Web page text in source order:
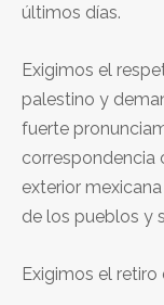
últimos días.
Exigimos el
palestino y
fuerte
correspondencia
exterior
de los pueblos y
Exigimos el